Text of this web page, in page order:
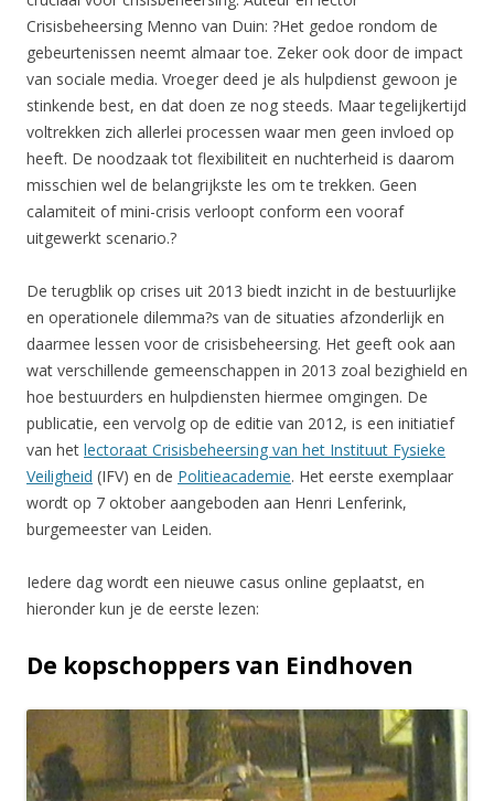
Crisisbeheersing Menno van Duin: ?Het gedoe rondom de
gebeurtenissen neemt almaar toe. Zeker ook door de impact
van sociale media. Vroeger deed je als hulpdienst gewoon je
stinkende best, en dat doen ze nog steeds. Maar tegelijkertijd
voltrekken zich allerlei processen waar men geen invloed op
heeft. De noodzaak tot flexibiliteit en nuchterheid is daarom
misschien wel de belangrijkste les om te trekken. Geen
calamiteit of mini-crisis verloopt conform een vooraf
uitgewerkt scenario.?
De terugblik op crises uit 2013 biedt inzicht in de bestuurlijke
en operationele dilemma?s van de situaties afzonderlijk en
daarmee lessen voor de crisisbeheersing. Het geeft ook aan
wat verschillende gemeenschappen in 2013 zoal bezighield en
hoe bestuurders en hulpdiensten hiermee omgingen. De
publicatie, een vervolg op de editie van 2012, is een initiatief
van het lectoraat Crisisbeheersing van het Instituut Fysieke
Veiligheid (IFV) en de Politieacademie. Het eerste exemplaar
wordt op 7 oktober aangeboden aan Henri Lenferink,
burgemeester van Leiden.
Iedere dag wordt een nieuwe casus online geplaatst, en
hieronder kun je de eerste lezen:
De kopschoppers van Eindhoven